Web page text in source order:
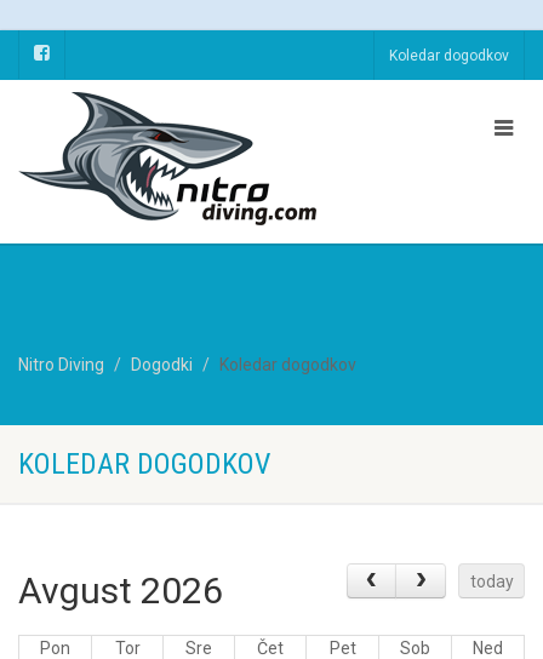
Koledar dogodkov
Nitro Diving Dogodki Koledar dogodkov
KOLEDAR DOGODKOV
Avgust 2026 today
Pon Tor Sre Čet Pet Sob
Ned